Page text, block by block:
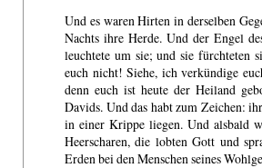
Und es waren Hirten in derselben
Nachts ihre Herde. Und der Engel
leuchtete um sie; und sie fürchteten
euch nicht! Siehe, ich verkündige
denn euch ist heute der Heiland
Davids. Und das habt zum Zeichen:
in einer Krippe liegen. Und alsbald
Heerscharen, die lobten Gott und
Erden bei den Menschen seines